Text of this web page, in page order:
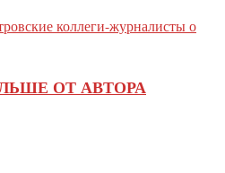
коллеги-журналисты о
ОТ АВТОРА